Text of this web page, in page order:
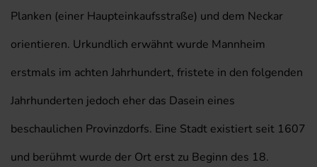
Planken (einer Haupteinkaufsstraße) und dem Neckar
orientieren. Urkundlich erwähnt wurde Mannheim
erstmals im achten Jahrhundert, fristete in den folgenden
Jahrhunderten jedoch eher das Dasein eines
beschaulichen Provinzdorfs. Eine Stadt existiert seit 1607
und berühmt wurde der Ort erst zu Beginn des 18.